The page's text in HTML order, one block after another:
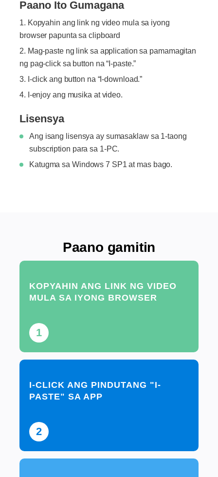
Paano Ito Gumagana
Kopyahin ang link ng video mula sa iyong
browser papunta sa clipboard
Mag-paste ng link sa application sa pamamagitan
ng pag-click sa button na “I-paste.”
I-click ang button na “I-download.”
I-enjoy ang musika at video.
Lisensya
Ang isang lisensya ay sumasaklaw sa 1-taong
subscription para sa 1-PC.
Katugma sa Windows 7 SP1 at mas bago.
Paano gamitin
1
KOPYAHIN ANG LINK NG VIDEO
MULA SA IYONG BROWSER
2
I-CLICK ANG PINDUTANG "I-
PASTE" SA APP